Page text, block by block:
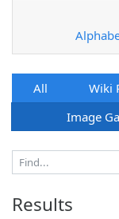
All Wiki
Image
Results